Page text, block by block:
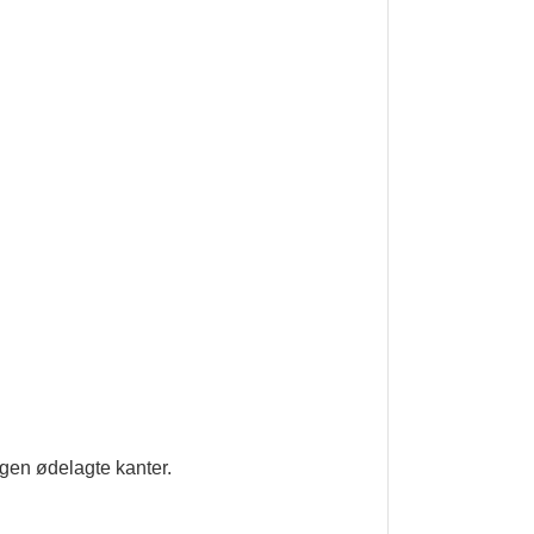
ødelagte kanter.